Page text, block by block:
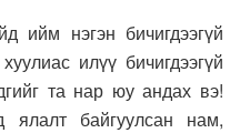
нэгэн бичигдээгүй
илүү бичигдээгүй
та нар юу андах вэ!
ялалт байгуулсан нам,